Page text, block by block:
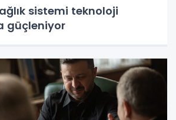
sistemi teknoloji
güçleniyor